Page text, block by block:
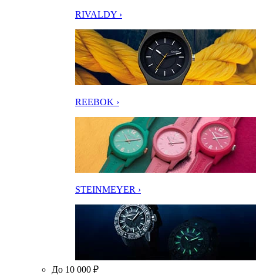
RIVALDY ›
REEBOK ›
STEINMEYER ›
До 10 000 ₽